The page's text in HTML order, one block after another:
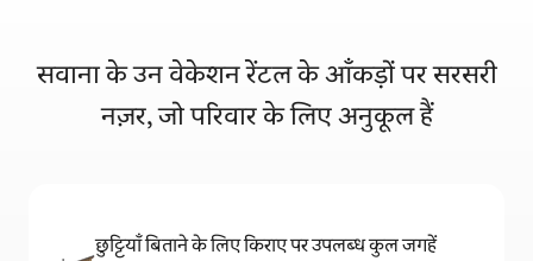
सवाना के उन वेकेशन रेंटल के आँकड़ों पर सरसरी
नज़र, जो परिवार के लिए अनुकूल हैं
छुट्टियाँ बिताने के लिए किराए पर उपलब्ध कुल जगहें